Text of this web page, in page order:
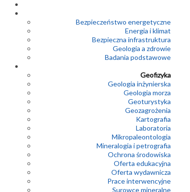
Bezpieczeństwo energetyczne
Energia i klimat
Bezpieczna infrastruktura
Geologia a zdrowie
Badania podstawowe
Geofizyka
Geologia inżynierska
Geologia morza
Geoturystyka
Geozagrożenia
Kartografia
Laboratoria
Mikropaleontologia
Mineralogia i petrografia
Ochrona środowiska
Oferta edukacyjna
Oferta wydawnicza
Prace interwencyjne
Surowce mineralne